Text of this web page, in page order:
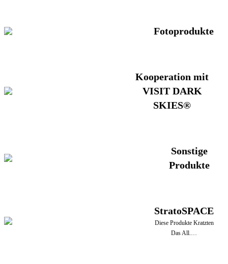
Fotoprodukte
Kooperation mit
VISIT DARK
SKIES®
Sonstige
Produkte
StratoSPACE
Diese Produkte Kratzten
Das All.…